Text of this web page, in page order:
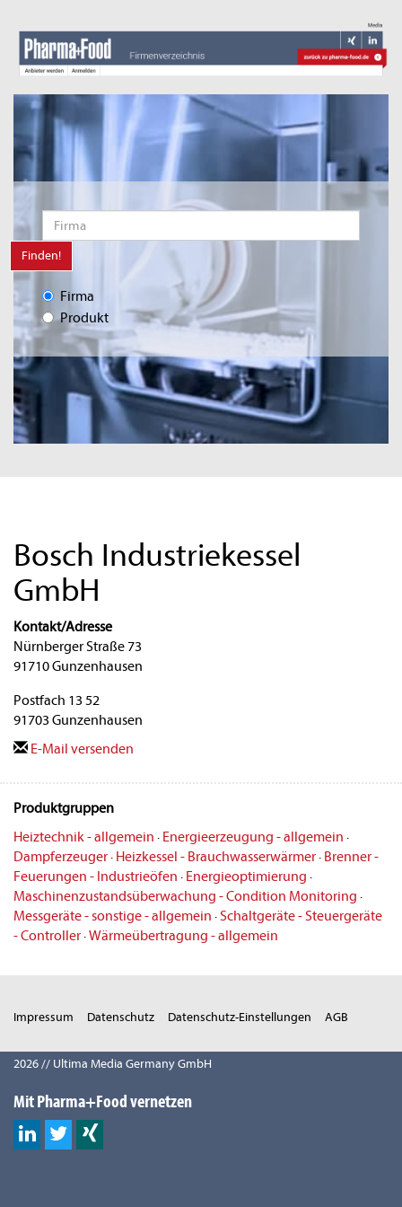
Finden!
Firma
Produkt
Bosch Industriekessel
GmbH
Kontakt/Adresse
Nürnberger Straße 73
91710 Gunzenhausen
Postfach 13 52
91703 Gunzenhausen
E-Mail versenden
Produktgruppen
Heiztechnik - allgemein · Energieerzeugung - allgemein ·
Dampferzeuger· Heizkessel - Brauchwasserwärmer· Brenner -
Feuerungen - Industrieöfen · Energieoptimierung ·
Maschinenzustandsüberwachung - Condition Monitoring ·
Messgeräte - sonstige - allgemein · Schaltgeräte - Steuergeräte
- Controller·Wärmeübertragung - allgemein
Impressum Datenschutz Datenschutz-Einstellungen AGB
2026 // Ultima Media Germany GmbH
Mit Pharma+Food vernetzen